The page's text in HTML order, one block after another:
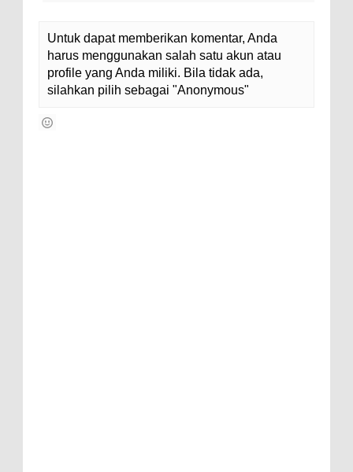
Untuk dapat memberikan komentar, Anda
harus menggunakan salah satu akun atau
profile yang Anda miliki. Bila tidak ada,
silahkan pilih sebagai "Anonymous"